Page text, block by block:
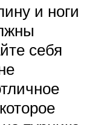
и ноги
себя